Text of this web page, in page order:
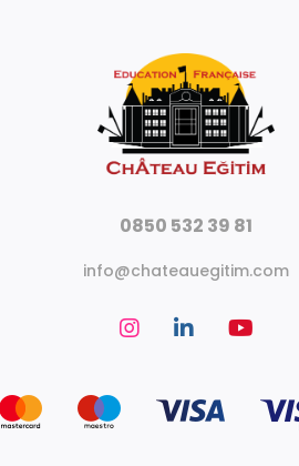
0850 532 39 81
info@chateauegitim.com